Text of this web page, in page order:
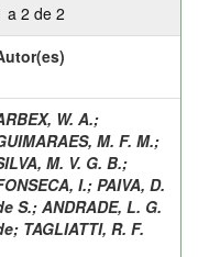
a 2 de 2
W. A.;
M. F. M.;
M. V. G. B.;
I.; PAIVA, D.
S.; ANDRADE, L. G.
; TAGLIATTI, R. F.